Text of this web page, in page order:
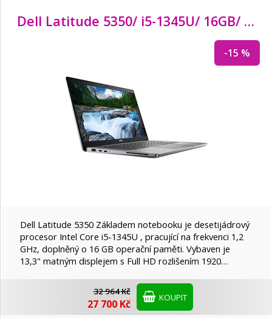
Dell
I-TEC
Lenovo
Nedis
Dell Latitude 5350/ i5-1345U/ 16GB/ 512GB SSD/ 13.3" FHD/ FPR/ W11Pro/ vPro/ 3Y PS on-site
-15 %
Dell Latitude 5350 Základem notebooku je desetijádrový
procesor Intel Core i5-1345U , pracující na frekvenci 1,2
GHz, doplněný o 16 GB operační paměti. Vybaven je
13,3" matným displejem s Full HD rozlišením 1920…
32 964 Kč
27 700 Kč KOUPIT